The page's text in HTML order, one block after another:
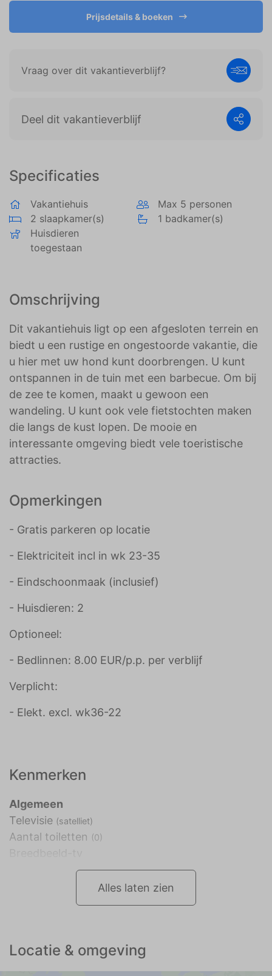
Specificaties
Vakantiehuis
Max 5 personen
2 slaapkamer(s)
1 badkamer(s)
Huisdieren
toegestaan
Omschrijving
Dit vakantiehuis ligt op een afgesloten terrein en
biedt u een rustige en ongestoorde vakantie, die
u hier met uw hond kunt doorbrengen. U kunt
ontspannen in de tuin met een barbecue. Om bij
de zee te komen, maakt u gewoon een
wandeling. U kunt ook vele fietstochten maken
die langs de kust lopen. De mooie en
interessante omgeving biedt vele toeristische
attracties.
Opmerkingen
- Gratis parkeren op locatie
- Elektriciteit incl in wk 23-35
- Eindschoonmaak (inclusief)
- Huisdieren: 2
Optioneel:
- Bedlinnen: 8.00 EUR/p.p. per verblijf
Verplicht:
- Elekt. excl. wk36-22
Kenmerken
Algemeen
Televisie (satelliet)
Aantal toiletten (0)
Alles laten zien
Locatie & omgeving
Prijsdetails & boeken
Vraag over dit vakantieverblijf?
Deel dit vakantieverblijf
weergeven die zijn afgestemd op en relevant zijn
voor de individuele gebruiker. Deze advertenties